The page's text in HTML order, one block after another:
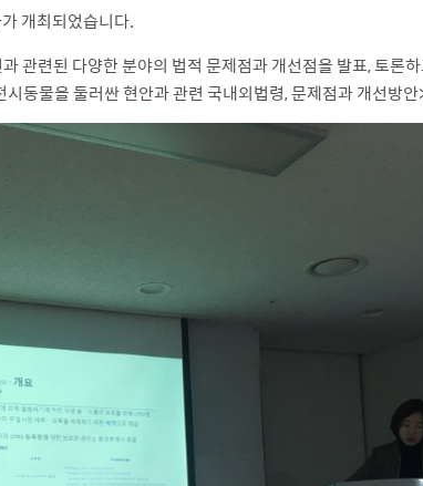
개최되었습니다.
관련된 다양한 분야의 법적 문제점과 개선점을 발표, 토론
동물을 둘러싼 현안과 관련 국내외법령, 문제점과 개선방